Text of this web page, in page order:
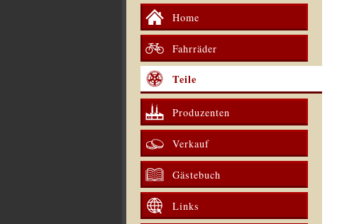
Home
Fahrräder
Teile
Produzenten
Verkauf
Gästebuch
Links